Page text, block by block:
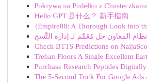
Pokrywa na Pudełko z
Hello GPT 是什么？ 新手指南
{Empire88: A Thorough Look into
Check BTTS Predictions on
Trehan Floors A Single Excellent
Purchase Research Peptides
The 5-Second Trick For Google Ads